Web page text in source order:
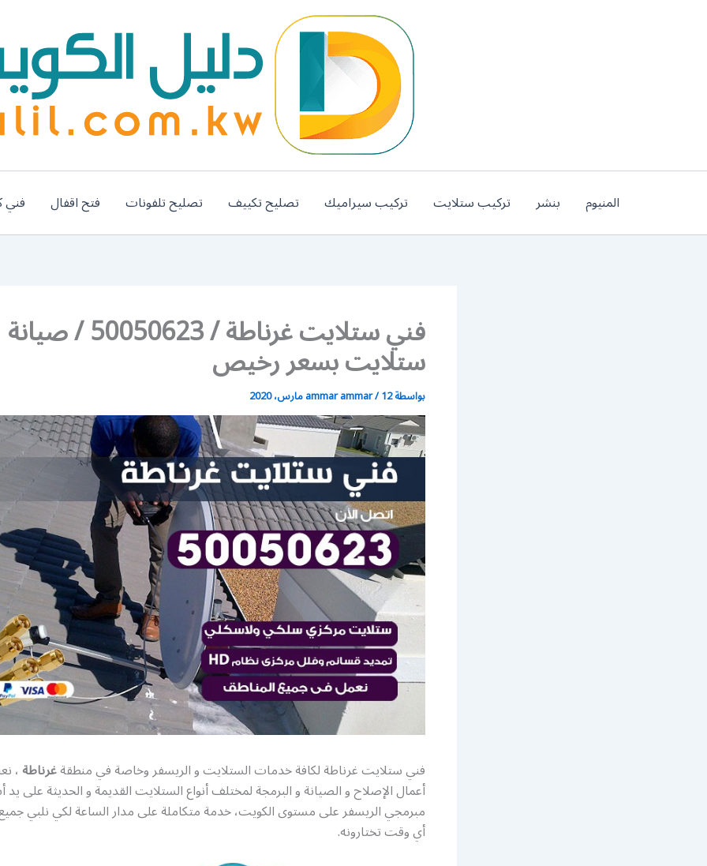
المنيوم بنشر تركيب ستلايت تركيب سيراميك تصليح تكييف تصليح تلفونات فتح اقفال فني
فني ستلايت غرناطة / 50050623 / صيانة
ستلايت بسعر رخيص
بواسطة ammar ammar/12 مارس، 2020
فني ستلايت غرناطة لكافة خدمات الستلايت و الريسفر وخاصة في منطقةغرناطة،
أعمال الإصلاح و الصيانة و البرمجة لمختلف أنواع الستلايت القديمة و الحديثة على يد
مبرمجي الريسفر على مستوى الكويت، خدمة متكاملة على مدار الساعة لكي نلبي
أي وقت تختارونه.